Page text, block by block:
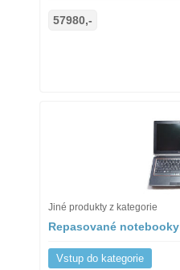
57980,-
Jiné produkty z kategorie
Repasované notebooky
Vstup do kategorie